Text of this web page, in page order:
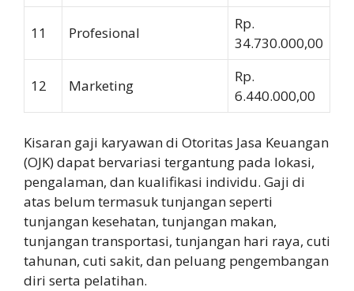
11 Profesional
Rp.
34.730.000,00
12 Marketing
Rp.
6.440.000,00
Kisaran gaji karyawan di Otoritas Jasa Keuangan
(OJK) dapat bervariasi tergantung pada lokasi,
pengalaman, dan kualifikasi individu. Gaji di
atas belum termasuk tunjangan seperti
tunjangan kesehatan, tunjangan makan,
tunjangan transportasi, tunjangan hari raya, cuti
tahunan, cuti sakit, dan peluang pengembangan
diri serta pelatihan.